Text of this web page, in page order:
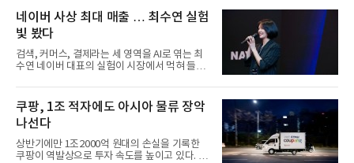
네이버 사상 최대 매출 … 최수연 실험
빛 봤다
검색, 커머스, 결제라는 세 영역을 AI로 엮는 최
수연 네이버 대표의 실험이 시장에서 먹혀 들어
쿠팡, 1조 적자에도 아시아 물류 장악
나선다
상반기에만 1조2000억 원대의 손실을 기록한
쿠팡이 역발상으로 투자 속도를 높이고 있다. 이